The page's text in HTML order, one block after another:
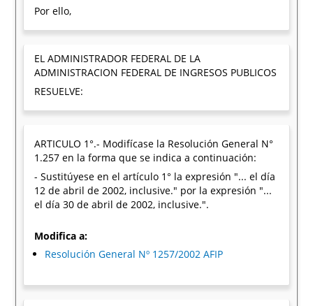
Por ello,
EL ADMINISTRADOR FEDERAL DE LA
ADMINISTRACION FEDERAL DE INGRESOS PUBLICOS
RESUELVE:
ARTICULO 1°.- Modifícase la Resolución General N°
1.257 en la forma que se indica a continuación:
- Sustitúyese en el artículo 1° la expresión "... el día
12 de abril de 2002, inclusive." por la expresión "...
el día 30 de abril de 2002, inclusive.".
Modifica a:
Resolución General Nº 1257/2002 AFIP